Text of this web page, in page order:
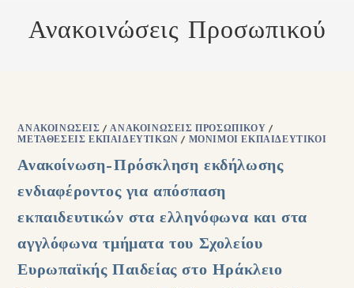
Ανακοινώσεις Προσωπικού
ΑΝΑΚΟΙΝΏΣΕΙΣ /ΑΝΑΚΟΙΝΏΣΕΙΣ ΠΡΟΣΩΠΙΚΟΎ /
ΜΕΤΑΘΈΣΕΙΣ ΕΚΠΑΙΔΕΥΤΙΚΏΝ / ΜΌΝΙΜΟΙ ΕΚΠΑΙΔΕΥΤΙΚΟΊ
Ανακοίνωση–Πρόσκληση εκδήλωσης
ενδιαφέροντος για απόσπαση
εκπαιδευτικών στα ελληνόφωνα και στα
αγγλόφωνα τμήματα του Σχολείου
Ευρωπαϊκής Παιδείας στο Ηράκλειο